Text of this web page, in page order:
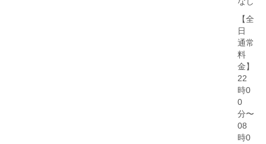
【全
日
通常
料
金】
22
時0
0
分〜
08
時0